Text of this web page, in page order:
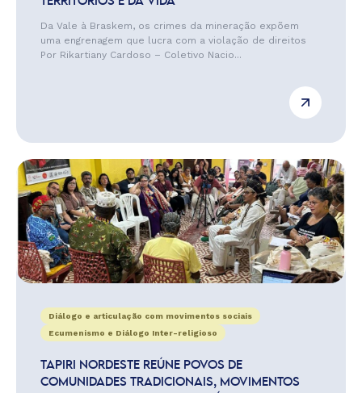
Da Vale à Braskem, os crimes da mineração expõem
uma engrenagem que lucra com a violação de direitos
Por Rikartiany Cardoso – Coletivo Nacio...
Diálogo e articulação com movimentos sociais
Ecumenismo e Diálogo Inter-religioso
TAPIRI NORDESTE REÚNE POVOS DE
COMUNIDADES TRADICIONAIS, MOVIMENTOS